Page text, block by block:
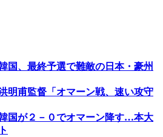
国、最終予選で難敵の日本・豪州
明甫監督「オマーン戦、速い攻守
国が２－０でオマーン降す…本大